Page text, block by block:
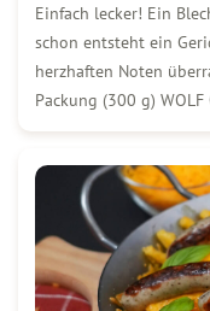
Einfach lecker! Ein
schon entsteht ein
herzhaften Noten
Packung (300 g)